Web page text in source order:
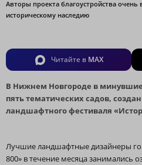
Авторы проекта благоустройства очень
историческому наследию
Читайте в MAX
В Нижнем Новгороде в
пять тематических садов,
ландшафтного фестиваля
Лучшие ландшафтные дизайнеры
800» в течение месяца занимались